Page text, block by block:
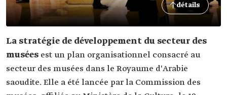
détails
La stratégie de développement du secteur des
musées est un plan organisationnel consacré au
secteur des musées dans le Royaume d'Arabie
saoudite. Elle a été lancée par la Commission des